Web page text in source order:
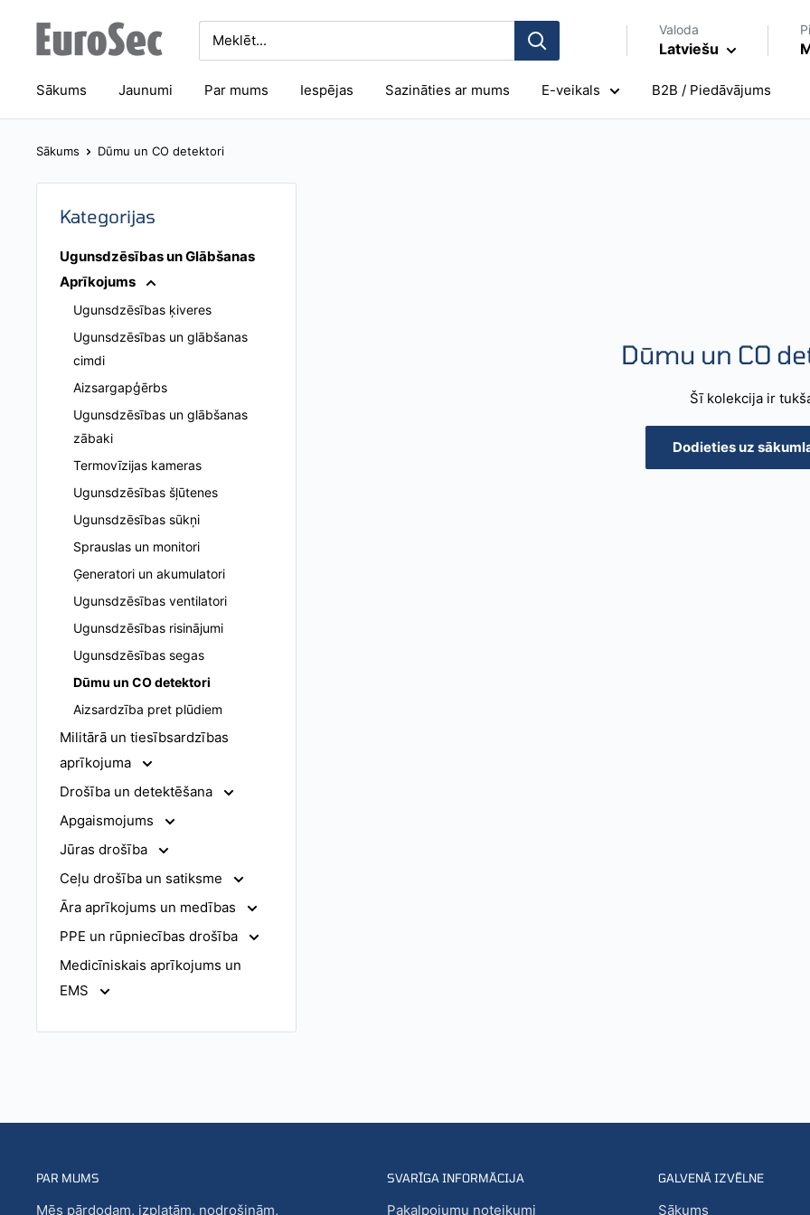
saturu
Eurosec Valoda
Latviešu
Sākums Jaunumi Par mums Iespējas Sazināties ar mums E-veikals B2B / Piedāvājums
Sākums Dūmu un CO detektori
Kategorijas
Ugunsdzēsības un Glābšanas
Aprīkojums
Ugunsdzēsības ķiveres
Ugunsdzēsības un glābšanas
cimdi
Aizsargapģērbs
Ugunsdzēsības un glābšanas
zābaki
Termovīzijas kameras
Ugunsdzēsības šļūtenes
Ugunsdzēsības sūkņi
Sprauslas un monitori
Ģeneratori un akumulatori
Ugunsdzēsības ventilatori
Ugunsdzēsības risinājumi
Ugunsdzēsības segas
Dūmu un CO detektori
Aizsardzība pret plūdiem
Militārā un tiesībsardzības
aprīkojuma
Drošība un detektēšana
Apgaismojums
Jūras drošība
Ceļu drošība un satiksme
Āra aprīkojums un medības
PPE un rūpniecības drošība
Medicīniskais aprīkojums un
EMS
Dūmu un CO
Šī kolekcija ir
Dodieties uz
PAR MUMS
Mēs pārdodam, izplatām, nodrošinām,
SVARĪGA INFORMĀCIJA
Pakalpojumu noteikumi
GALVENĀ IZVĒLNE
Sākums